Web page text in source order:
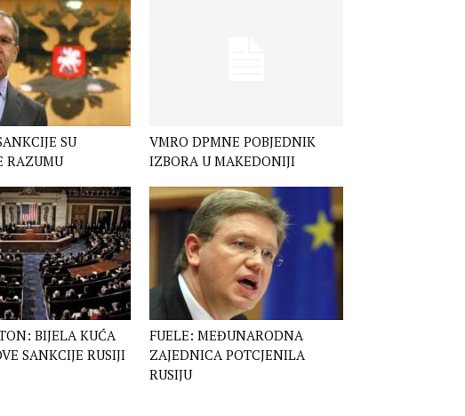
SU
RAZUMU
VMRO DPMNE POBJEDNIK
IZBORA U MAKEDONIJI
BIJELA KUĆA
SANKCIJE RUSIJI
FUELE: MEĐUNARODNA
ZAJEDNICA POTCJENILA
RUSIJU